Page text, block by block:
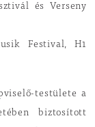
és Verseny
Festival, H1
testülete a
biztosított